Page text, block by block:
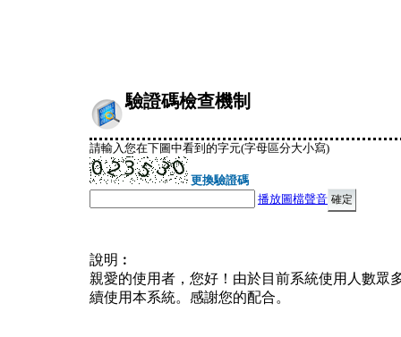
驗證碼檢查機制
請輸入您在下圖中看到的字元(字母區分大小寫)
更換驗證碼
播放圖檔聲音
說明︰
親愛的使用者，您好！由於目前系統使用人數眾
續使用本系統。感謝您的配合。